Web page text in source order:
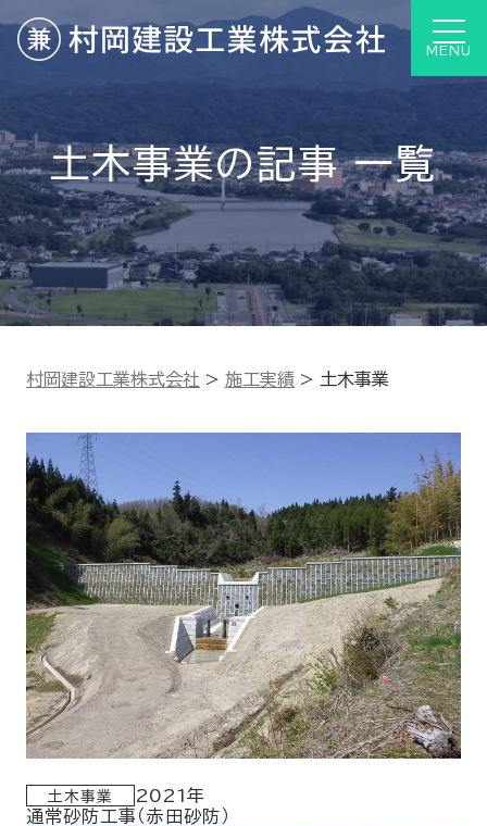
MENU
土木事業の記事 一覧
村岡建設工業株式会社 > 施工実績 > 土木事業
土木事業
2021年
通常砂防工事（赤田砂防）